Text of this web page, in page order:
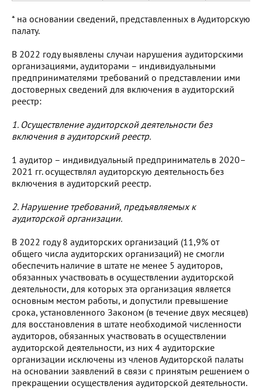
* на основании сведений, представленных в Аудиторскую
палату.
В 2022 году выявлены случаи нарушения аудиторскими
организациями, аудиторами – индивидуальными
предпринимателями требований о представлении ими
достоверных сведений для включения в аудиторский
реестр:
1. Осуществление аудиторской деятельности без
включения в аудиторский реестр.
1 аудитор – индивидуальный предприниматель в 2020–
2021 гг. осуществлял аудиторскую деятельность без
включения в аудиторский реестр.
2. Нарушение требований, предъявляемых к
аудиторской организации.
В 2022 году 8 аудиторских организаций (11,9% от
общего числа аудиторских организаций) не смогли
обеспечить наличие в штате не менее 5 аудиторов,
обязанных участвовать в осуществлении аудиторской
деятельности, для которых эта организация является
основным местом работы, и допустили превышение
срока, установленного Законом (в течение двух месяцев)
для восстановления в штате необходимой численности
аудиторов, обязанных участвовать в осуществлении
аудиторской деятельности, из них 4 аудиторские
организации исключены из членов Аудиторской палаты
на основании заявлений в связи с принятым решением о
прекращении осуществления аудиторской деятельности.